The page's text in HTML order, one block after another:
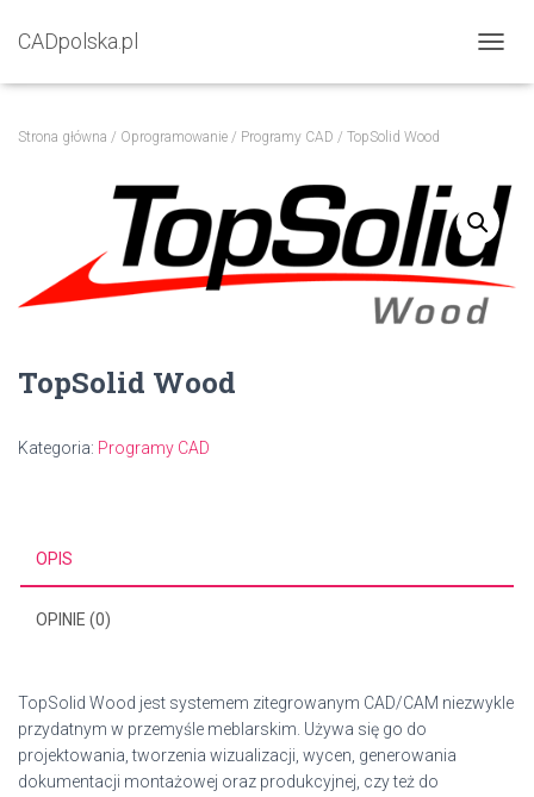
CADpolska.pl
R
C
Z
N
A
W
Strona główna / Oprogramowanie / Programy CAD / TopSolid Wood
TopSolid Wood
Kategoria: Programy CAD
OPIS
OPINIE (0)
TopSolid Wood jest systemem zitegrowanym CAD/CAM niezwykle
przydatnym w przemyśle meblarskim. Używa się go do
projektowania, tworzenia wizualizacji, wycen, generowania
dokumentacji montażowej oraz produkcyjnej, czy też do